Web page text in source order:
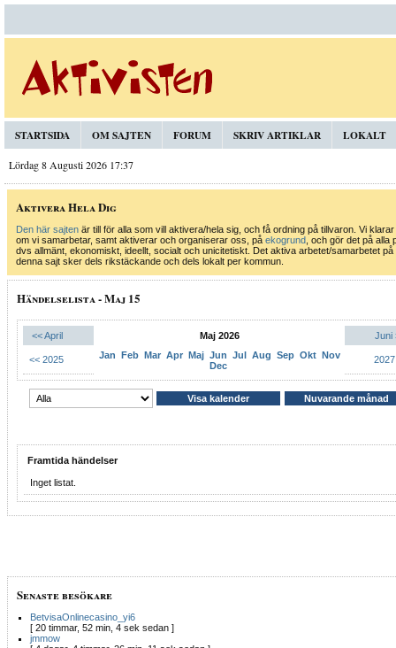
STARTSIDA OM SAJTEN FORUM SKRIV ARTIKLAR LOKALT
Lördag 8 Augusti 2026 17:37
Aktivera Hela Dig
Den här sajten är till för alla som vill aktivera/hela sig, och få ordning på tillvaron. Vi klarar
om vi samarbetar, samt aktiverar och organiserar oss, på ekogrund , och gör det på alla
dvs allmänt, ekonomiskt, ideellt, socialt och unicitetiskt. Det aktiva arbetet/samarbetet på
denna sajt sker dels rikstäckande och dels lokalt per kommun.
Händelselista - Maj 15
<< April Maj 2026 Juni
<< 2025 Jan Feb Mar Apr Maj Jun Jul Aug Sep Okt Nov
Dec
Framtida händelser
Inget listat.
Senaste besökare
BetvisaOnlinecasino_yi6
[ 20 timmar, 52 min, 4 sek sedan ]
jmmow